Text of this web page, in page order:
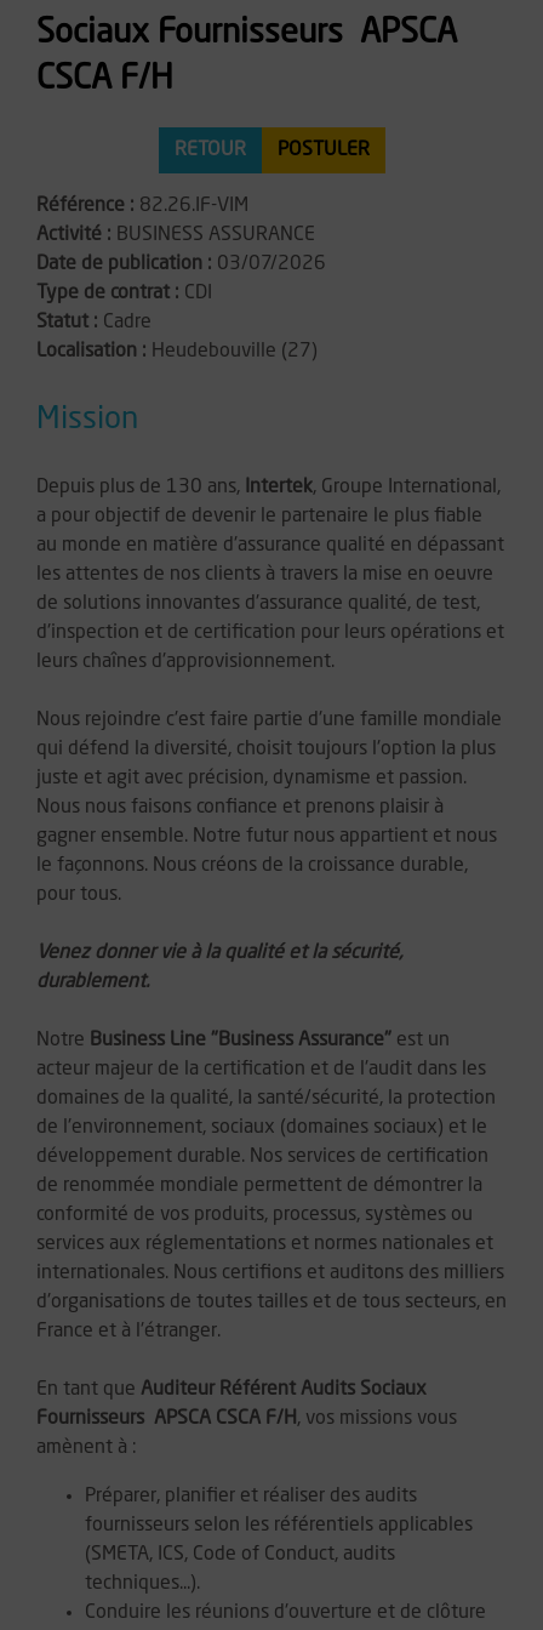
Sociaux Fournisseurs  APSCA
CSCA F/H
RETOUR POSTULER
Référence : 82.26.IF-VIM
Activité : BUSINESS ASSURANCE
Date de publication : 03/07/2026
Type de contrat : CDI
Statut : Cadre
Localisation : Heudebouville (27)
Mission
Depuis plus de 130 ans, Intertek, Groupe International,
a pour objectif de devenir le partenaire le plus fiable
au monde en matière d'assurance qualité en dépassant
les attentes de nos clients à travers la mise en oeuvre
de solutions innovantes d'assurance qualité, de test,
d'inspection et de certification pour leurs opérations et
leurs chaînes d'approvisionnement.
Nous rejoindre c'est faire partie d'une famille mondiale
qui défend la diversité, choisit toujours l'option la plus
juste et agit avec précision, dynamisme et passion.
Nous nous faisons confiance et prenons plaisir à
gagner ensemble. Notre futur nous appartient et nous
le façonnons. Nous créons de la croissance durable,
pour tous.
Venez donner vie à la qualité et la sécurité,
durablement.
Notre Business Line "Business Assurance" est un
acteur majeur de la certification et de l'audit dans les
domaines de la qualité, la santé/sécurité, la protection
de l'environnement, sociaux (domaines sociaux) et le
développement durable. Nos services de certification
de renommée mondiale permettent de démontrer la
conformité de vos produits, processus, systèmes ou
services aux réglementations et normes nationales et
internationales. Nous certifions et auditons des milliers
d'organisations de toutes tailles et de tous secteurs, en
France et à l'étranger.
En tant que Auditeur Référent Audits Sociaux
Fournisseurs  APSCA CSCA F/H, vos missions vous
amènent à :
Préparer, planifier et réaliser des audits
fournisseurs selon les référentiels applicables
(SMETA, ICS, Code of Conduct, audits
techniques...).
Conduire les réunions d'ouverture et de clôture